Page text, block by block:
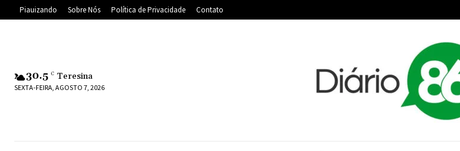
Piauizando Sobre Nós Política de Privacidade Contato
30.5 C Teresina
SEXTA-FEIRA, AGOSTO 7, 2026